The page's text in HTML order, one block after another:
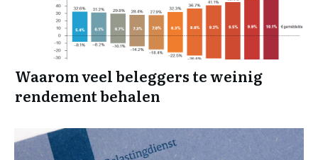
Waarom veel beleggers te weinig
rendement behalen